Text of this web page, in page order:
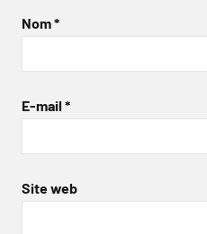
Nom*
E-mail *
Site web